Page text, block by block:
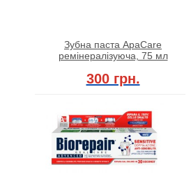
Зубна паста ApaCare
ремінералізуюча, 75 мл
300 грн.